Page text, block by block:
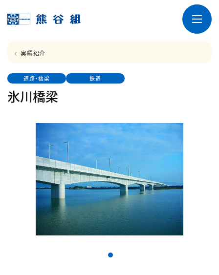
実績紹介
道路・橋梁 鉄道
氷川橋梁